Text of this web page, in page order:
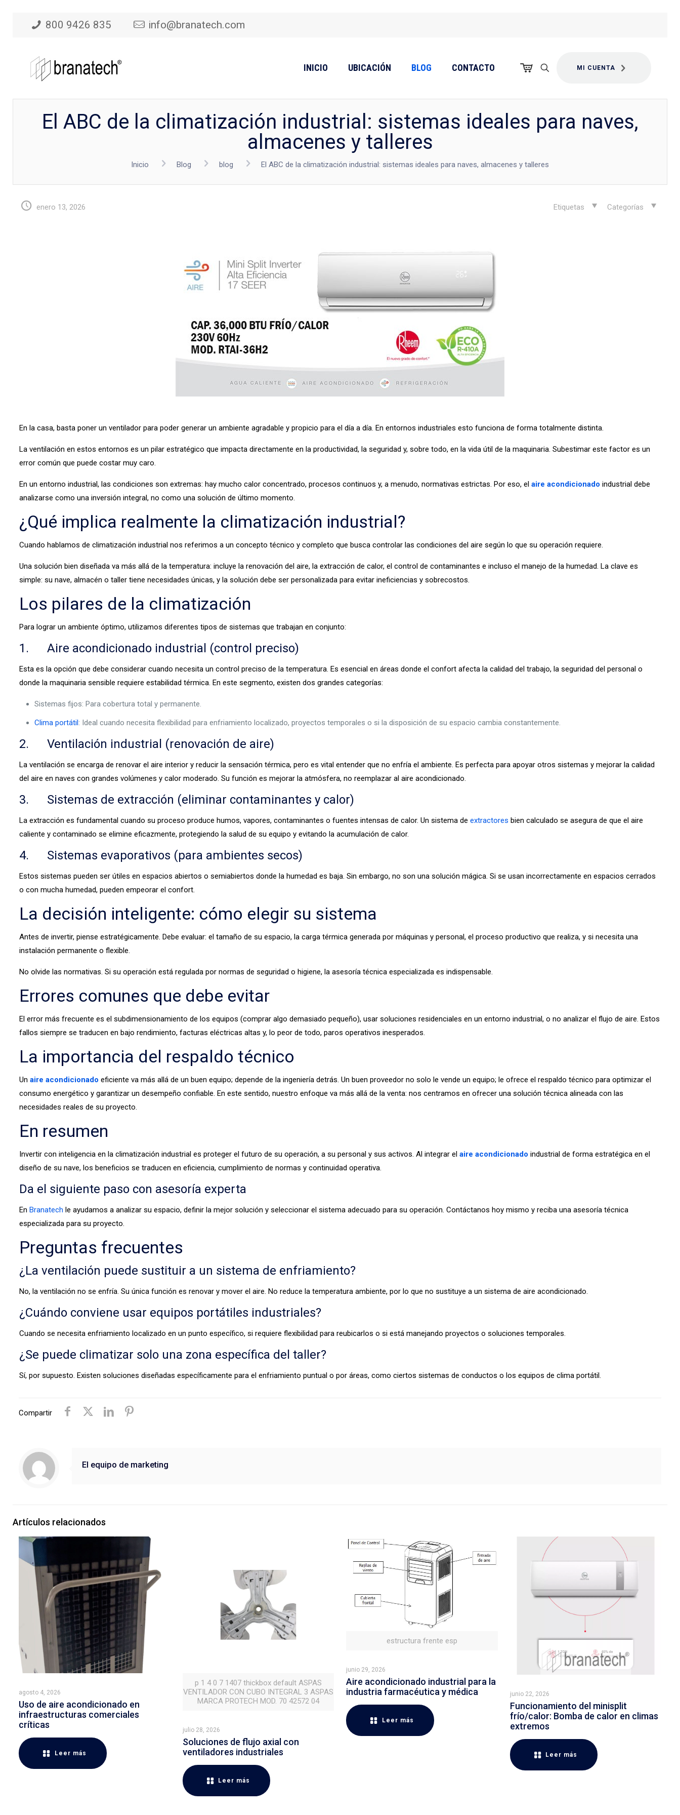
800 9426 835 info@branatech.com
INICIO UBICACIÓN BLOG CONTACTO MI CUENTA
El ABC de la climatización industrial: sistemas ideales para naves,
almacenes y talleres
Inicio Blog blog El ABC de la climatización industrial: sistemas ideales para naves, almacenes y talleres
enero 13, 2026 Categorías
Etiquetas
En la casa, basta poner un ventilador para poder generar un ambiente agradable y propicio para el día a día. En entornos industriales esto funciona de forma totalmente distinta.
La ventilación en estos entornos es un pilar estratégico que impacta directamente en la productividad, la seguridad y, sobre todo, en la vida útil de la maquinaria. Subestimar este factor es un
error común que puede costar muy caro.
En un entorno industrial, las condiciones son extremas: hay mucho calor concentrado, procesos continuos y, a menudo, normativas estrictas. Por eso, el aire acondicionado industrial debe
analizarse como una inversión integral, no como una solución de último momento.
¿Qué implica realmente la climatización industrial?
Cuando hablamos de climatización industrial nos referimos a un concepto técnico y completo que busca controlar las condiciones del aire según lo que su operación requiere.
Una solución bien diseñada va más allá de la temperatura: incluye la renovación del aire, la extracción de calor, el control de contaminantes e incluso el manejo de la humedad. La clave es
simple: su nave, almacén o taller tiene necesidades únicas, y la solución debe ser personalizada para evitar ineficiencias y sobrecostos.
Los pilares de la climatización
Para lograr un ambiente óptimo, utilizamos diferentes tipos de sistemas que trabajan en conjunto:
1. Aire acondicionado industrial (control preciso)
Esta es la opción que debe considerar cuando necesita un control preciso de la temperatura. Es esencial en áreas donde el confort afecta la calidad del trabajo, la seguridad del personal o
donde la maquinaria sensible requiere estabilidad térmica. En este segmento, existen dos grandes categorías:
Sistemas fijos: Para cobertura total y permanente.
Clima portátil: Ideal cuando necesita flexibilidad para enfriamiento localizado, proyectos temporales o si la disposición de su espacio cambia constantemente.
2. Ventilación industrial (renovación de aire)
La ventilación se encarga de renovar el aire interior y reducir la sensación térmica, pero es vital entender que no enfría el ambiente. Es perfecta para apoyar otros sistemas y mejorar la calidad
del aire en naves con grandes volúmenes y calor moderado. Su función es mejorar la atmósfera, no reemplazar al aire acondicionado.
3. Sistemas de extracción (eliminar contaminantes y calor)
La extracción es fundamental cuando su proceso produce humos, vapores, contaminantes o fuentes intensas de calor. Un sistema de extractores bien calculado se asegura de que el aire
caliente y contaminado se elimine eficazmente, protegiendo la salud de su equipo y evitando la acumulación de calor.
4. Sistemas evaporativos (para ambientes secos)
Estos sistemas pueden ser útiles en espacios abiertos o semiabiertos donde la humedad es baja. Sin embargo, no son una solución mágica. Si se usan incorrectamente en espacios cerrados
o con mucha humedad, pueden empeorar el confort.
La decisión inteligente: cómo elegir su sistema
Antes de invertir, piense estratégicamente. Debe evaluar: el tamaño de su espacio, la carga térmica generada por máquinas y personal, el proceso productivo que realiza, y si necesita una
instalación permanente o flexible.
No olvide las normativas. Si su operación está regulada por normas de seguridad o higiene, la asesoría técnica especializada es indispensable.
Errores comunes que debe evitar
El error más frecuente es el subdimensionamiento de los equipos (comprar algo demasiado pequeño), usar soluciones residenciales en un entorno industrial, o no analizar el flujo de aire. Estos
fallos siempre se traducen en bajo rendimiento, facturas eléctricas altas y, lo peor de todo, paros operativos inesperados.
La importancia del respaldo técnico
Un aire acondicionado eficiente va más allá de un buen equipo; depende de la ingeniería detrás. Un buen proveedor no solo le vende un equipo; le ofrece el respaldo técnico para optimizar el
consumo energético y garantizar un desempeño confiable. En este sentido, nuestro enfoque va más allá de la venta: nos centramos en ofrecer una solución técnica alineada con las
necesidades reales de su proyecto.
En resumen
Invertir con inteligencia en la climatización industrial es proteger el futuro de su operación, a su personal y sus activos. Al integrar el aire acondicionado industrial de forma estratégica en el
diseño de su nave, los beneficios se traducen en eficiencia, cumplimiento de normas y continuidad operativa.
Da el siguiente paso con asesoría experta
En Branatech le ayudamos a analizar su espacio, definir la mejor solución y seleccionar el sistema adecuado para su operación. Contáctanos hoy mismo y reciba una asesoría técnica
especializada para su proyecto.
Preguntas frecuentes
¿La ventilación puede sustituir a un sistema de enfriamiento?
No, la ventilación no se enfría. Su única función es renovar y mover el aire. No reduce la temperatura ambiente, por lo que no sustituye a un sistema de aire acondicionado.
¿Cuándo conviene usar equipos portátiles industriales?
Cuando se necesita enfriamiento localizado en un punto específico, si requiere flexibilidad para reubicarlos o si está manejando proyectos o soluciones temporales.
¿Se puede climatizar solo una zona específica del taller?
Sí, por supuesto. Existen soluciones diseñadas específicamente para el enfriamiento puntual o por áreas, como ciertos sistemas de conductos o los equipos de clima portátil.
Compartir
El equipo de marketing
Artículos relacionados
agosto 4, 2026
Uso de aire acondicionado en
infraestructuras comerciales
críticas
Leer más
p 1 4 0 7 1407 thickbox default ASPAS
VENTILADOR CON CUBO INTEGRAL 3 ASPAS
MARCA PROTECH MOD. 70 42572 04
julio 28, 2026
Soluciones de flujo axial con
ventiladores industriales
Leer más
estructura frente esp
junio 29, 2026
Aire acondicionado industrial para la
industria farmacéutica y médica
Leer más
junio 22, 2026
Funcionamiento del minisplit
frío/calor: Bomba de calor en climas
extremos
Leer más